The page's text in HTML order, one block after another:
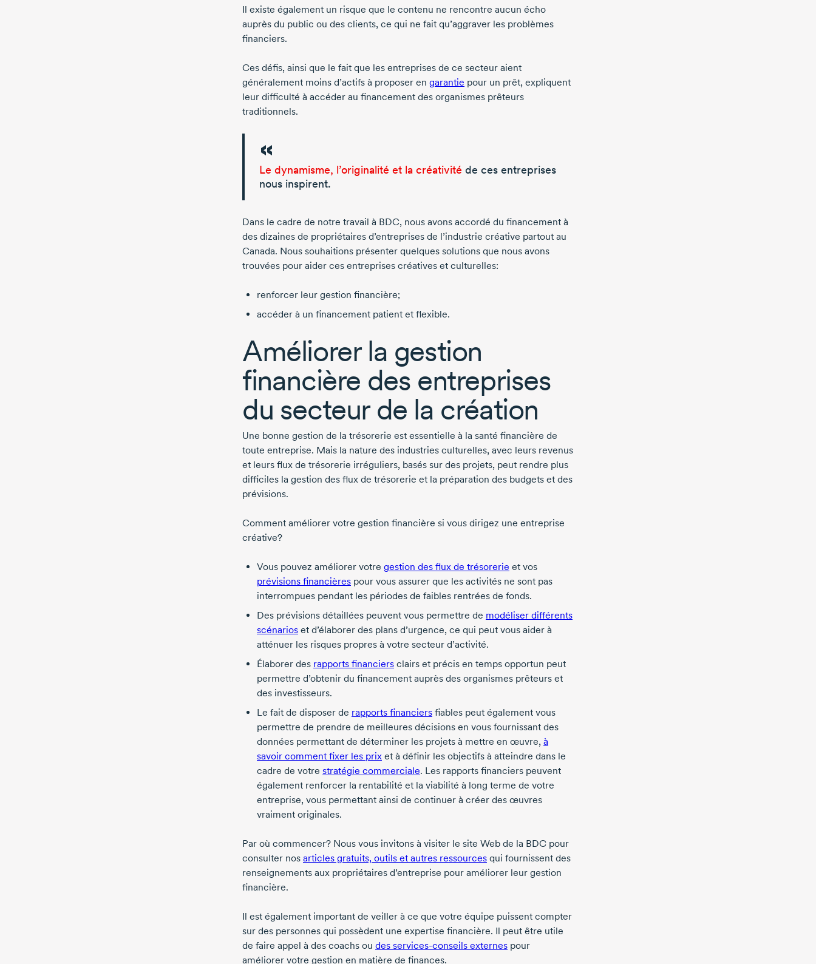
Il existe également un risque que le contenu ne rencontre aucun écho
auprès du public ou des clients, ce qui ne fait qu’aggraver les problèmes
financiers.
Ces défis, ainsi que le fait que les entreprises de ce secteur aient
généralement moins d’actifs à proposer en garantie pour un prêt, expliquent
leur difficulté à accéder au financement des organismes prêteurs
traditionnels.
Le dynamisme, l’originalité et la créativité de ces entreprises
nous inspirent.
Dans le cadre de notre travail à BDC, nous avons accordé du financement à
des dizaines de propriétaires d’entreprises de l’industrie créative partout au
Canada. Nous souhaitions présenter quelques solutions que nous avons
trouvées pour aider ces entreprises créatives et culturelles:
renforcer leur gestion financière;
accéder à un financement patient et flexible.
Améliorer la gestion
financière des entreprises
du secteur de la création
Une bonne gestion de la trésorerie est essentielle à la santé financière de
toute entreprise. Mais la nature des industries culturelles, avec leurs revenus
et leurs flux de trésorerie irréguliers, basés sur des projets, peut rendre plus
difficiles la gestion des flux de trésorerie et la préparation des budgets et des
prévisions.
Comment améliorer votre gestion financière si vous dirigez une entreprise
créative?
Vous pouvez améliorer votre gestion des flux de trésorerie et vos
prévisions financières pour vous assurer que les activités ne sont pas
interrompues pendant les périodes de faibles rentrées de fonds.
Des prévisions détaillées peuvent vous permettre de modéliser différents
scénarios et d’élaborer des plans d’urgence, ce qui peut vous aider à
atténuer les risques propres à votre secteur d’activité.
Élaborer des rapports financiers clairs et précis en temps opportun peut
permettre d’obtenir du financement auprès des organismes prêteurs et
des investisseurs.
Le fait de disposer de rapports financiers fiables peut également vous
permettre de prendre de meilleures décisions en vous fournissant des
données permettant de déterminer les projets à mettre en œuvre, à
savoir comment fixer les prix et à définir les objectifs à atteindre dans le
cadre de votre stratégie commerciale. Les rapports financiers peuvent
également renforcer la rentabilité et la viabilité à long terme de votre
entreprise, vous permettant ainsi de continuer à créer des œuvres
vraiment originales.
Par où commencer? Nous vous invitons à visiter le site Web de la BDC pour
consulter nos articles gratuits, outils et autres ressources qui fournissent des
renseignements aux propriétaires d’entreprise pour améliorer leur gestion
financière.
Il est également important de veiller à ce que votre équipe puissent compter
sur des personnes qui possèdent une expertise financière. Il peut être utile
de faire appel à des coachs ou des services-conseils externes pour
améliorer votre gestion en matière de finances.